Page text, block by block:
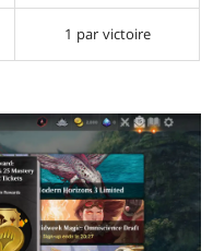
1 par victoire